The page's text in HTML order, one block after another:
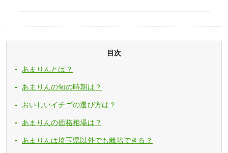
目次
あまりんとは？
あまりんの旬の時期は？
おいしいイチゴの選び方は？
あまりんの価格相場は？
あまりんは埼玉県以外でも栽培できる？